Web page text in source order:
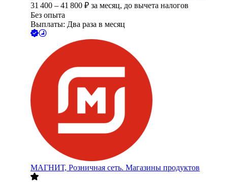
31 400 – 41 800 ₽ за месяц, до вычета налогов
Без опыта
Выплаты: Два раза в месяц
МАГНИТ, Розничная сеть. Магазины продуктов